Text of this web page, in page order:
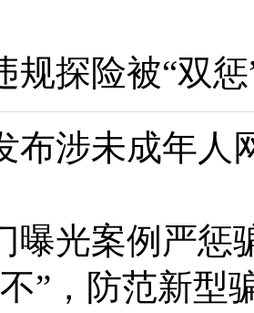
规探险被“双
布涉未成年人
曝光案例严惩
”，防范新型